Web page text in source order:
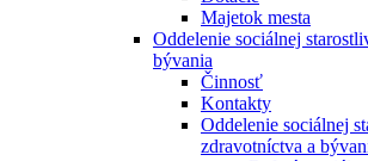
Majetok mesta
Oddelenie sociálnej
bývania
Činnosť
Kontakty
Oddelenie sociálnej
zdravotníctva a